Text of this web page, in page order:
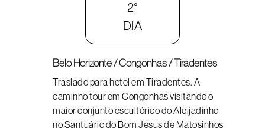
2°
DIA
Belo Horizonte / Congonhas / Tiradentes
Traslado para hotel em Tiradentes. A
caminho tour em Congonhas visitando o
maior conjunto escultórico do Aleijadinho
no Santuário do Bom Jesus de Matosinhos